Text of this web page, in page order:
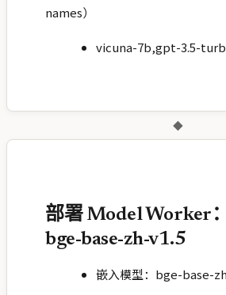
names）
vicuna-7b,gpt-3.5-
◆
部署 Model Worker
bge-base-zh-v1.5
嵌入模型：bge-base-